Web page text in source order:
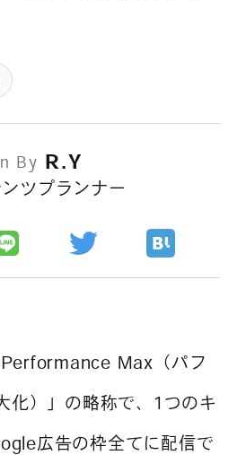
中
By R.Y
ツプランナー
Max（パフ
化）」の略称で、1つのキ
広告の枠全てに配信で